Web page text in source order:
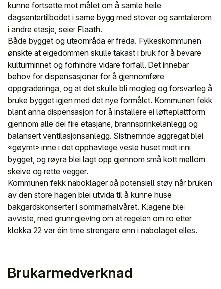
kunne fortsette mot målet om å samle heile
dagsentertilbodet i same bygg med stover og samtalerom
i andre etasje, seier Flaath.
Både bygget og uteområda er freda. Fylkeskommunen
ønskte at eigedommen skulle takast i bruk for å bevare
kulturminnet og forhindre vidare forfall. Det innebar
behov for dispensasjonar for å gjennomføre
oppgraderinga, og at det skulle bli mogleg og forsvarleg å
bruke bygget igjen med det nye formålet. Kommunen fekk
blant anna dispensasjon for å installere ei løfteplattform
gjennom alle dei fire etasjane, brannsprinkelanlegg og
balansert ventilasjonsanlegg. Sistnemnde aggregat blei
«gøymt» inne i det opphavlege vesle huset midt inni
bygget, og røyra blei lagt opp gjennom små kott mellom
skeive og rette vegger.
Kommunen fekk naboklager på potensiell støy når bruken
av den store hagen blei utvida til å kunne huse
bakgardskonserter i sommarhalvåret. Klagene blei
avviste, med grunngjeving om at regelen om ro etter
klokka 22 var éin time strengare enn i nabolaget elles.
Brukarmedverknad